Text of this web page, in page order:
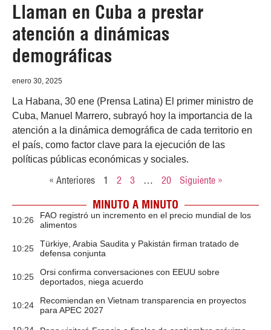
Llaman en Cuba a prestar
atención a dinámicas
demográficas
enero 30, 2025
La Habana, 30 ene (Prensa Latina) El primer ministro de
Cuba, Manuel Marrero, subrayó hoy la importancia de la
atención a la dinámica demográfica de cada territorio en
el país, como factor clave para la ejecución de las
políticas públicas económicas y sociales.
« Anteriores 1 2 3 … 20 Siguiente »
MINUTO A MINUTO
10:26
FAO registró un incremento en el precio mundial de los
alimentos
10:25
Türkiye, Arabia Saudita y Pakistán firman tratado de
defensa conjunta
10:25
Orsi confirma conversaciones con EEUU sobre
deportados, niega acuerdo
10:24
Recomiendan en Vietnam transparencia en proyectos
para APEC 2027